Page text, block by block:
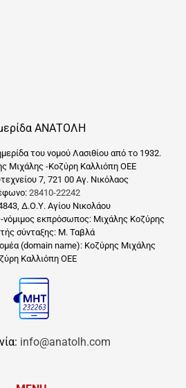
ΑΝΑΤΟΛΗ
του νομού Λασιθίου από το 1932.
Μιχάλης -Κοζύρη Καλλιόπη ΟΕΕ
7, 721 00 Αγ. Νικόλαος
28410-22242
Δ.Ο.Υ. Αγίου Νικολάου
νόμιμος εκπρόσωπος: Μιχάλης Κοζύρης
σύνταξης: Μ. Ταβλά
(domain name): Κοζύρης Μιχάλης
Καλλιόπη ΟΕΕ
info@anatolh.com